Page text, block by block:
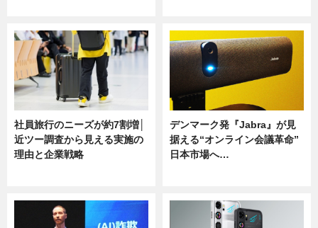
社員旅行のニーズが約7割増│
近ツー調査から見える実施の
理由と企業戦略
デンマーク発『Jabra』が見
据える“オンライン会議革命”
日本市場へ…